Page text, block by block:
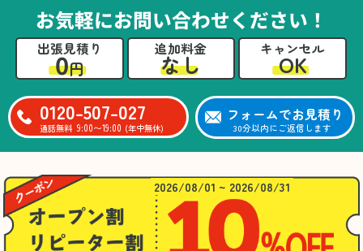
いても教えていただき、
今後の片付けにも役立つ
知識が増えました。また
何かあれば、ぜひお願い
心のこもったサービスを
ありがとうございまし
た。
お気軽にお問い合わせください！
出張見積り
0円
追加料金
なし
キャンセル
OK
0120-507-027
通話無料 9:00〜19:00 (年中無休)
フォームでお見積り
30分以内にご返信します
2026/08/01 ~ 2026/08/31